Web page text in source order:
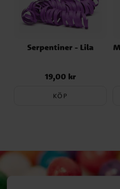
Serpentiner - Lila
Pris:19,00 kr
19,00 kr
KÖP